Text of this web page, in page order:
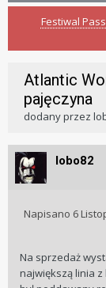
Festiwal
Atlantic
pajęczyna
dodany przez
lobo82
Napisano 6
Na sprzedaż
największą linia z